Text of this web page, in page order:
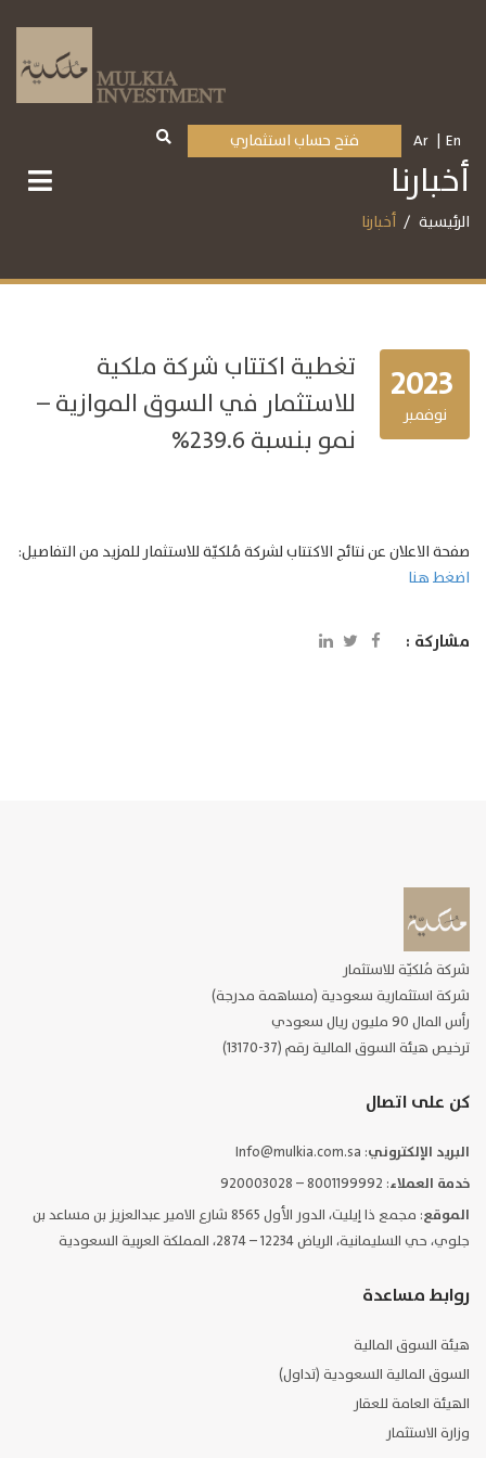
En
Ar فتح حساب استثماري
أخبارنا
الرئيسية أخبارنا
2023
نوفمبر
تغطية اكتتاب شركة ملكية
للاستثمار في السوق الموازية –
نمو بنسبة 239.6%
صفحة الاعلان عن نتائج الاكتتاب لشركة مُلكيّة للاستثمار للمزيد من التفاصيل:
اضغط هنا
مشاركة :
شركة مُلكيّة للاستثمار
شركة استثمارية سعودية (مساهمة مدرجة)
رأس المال 90 مليون ريال سعودي
ترخيص هيئة السوق المالية رقم (37-13170)
كن على اتصال
البريد الإلكتروني: Info@mulkia.com.sa
خدمة العملاء: 8001199992 – 920003028
الموقع
: مجمع ذا إيليت، الدور الأول 8565 شارع الامير عبدالعزيز بن مساعد بن
جلوي، حي السليمانية، الرياض 12234 – 2874، المملكة العربية السعودية
روابط مساعدة
هيئة السوق المالية
السوق المالية السعودية (تداول)
الهيئة العامة للعقار
وزارة الاستثمار